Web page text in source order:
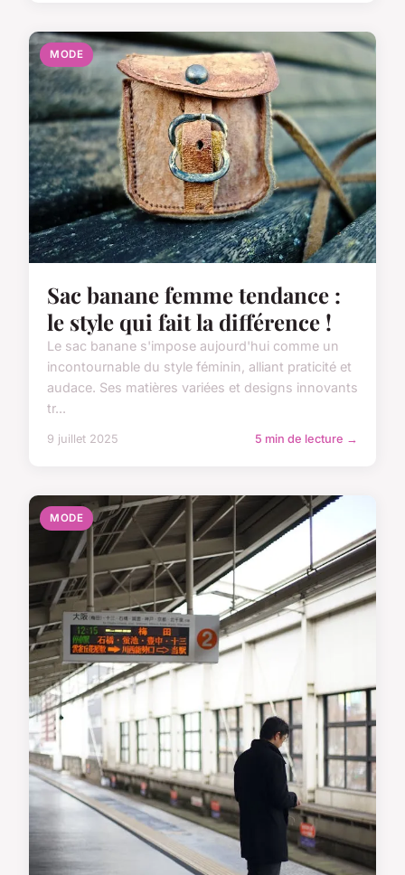
MODE
Sac banane femme tendance :
le style qui fait la différence !
Le sac banane s'impose aujourd'hui comme un
incontournable du style féminin, alliant praticité et
audace. Ses matières variées et designs innovants
tr...
9 juillet 2025 5 min de lecture →
MODE